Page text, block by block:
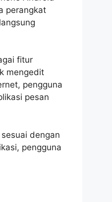
perangkat
fitur
mengedit
pengguna
pesan
dengan
pengguna